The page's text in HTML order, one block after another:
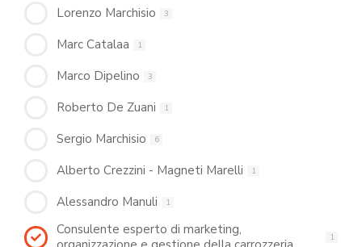
Lorenzo Marchisio 3
Marc Catalaa 1
Marco Dipelino 3
Roberto De Zuani 1
Sergio Marchisio 6
Alberto Crezzini - Magneti Marelli 1
Alessandro Manuli 1
Consulente esperto di marketing,
1